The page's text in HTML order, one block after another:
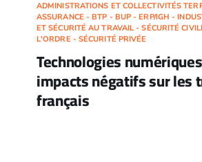
ADMINISTRATIONS ET COLLECTIVITÉS
ASSURANCE - BTP - BUP - ERP/IGH -
ET SÉCURITÉ AU TRAVAIL - SÉCURITÉ
L'ORDRE - SÉCURITÉ PRIVÉE
Technologies
impacts négatifs sur les
français